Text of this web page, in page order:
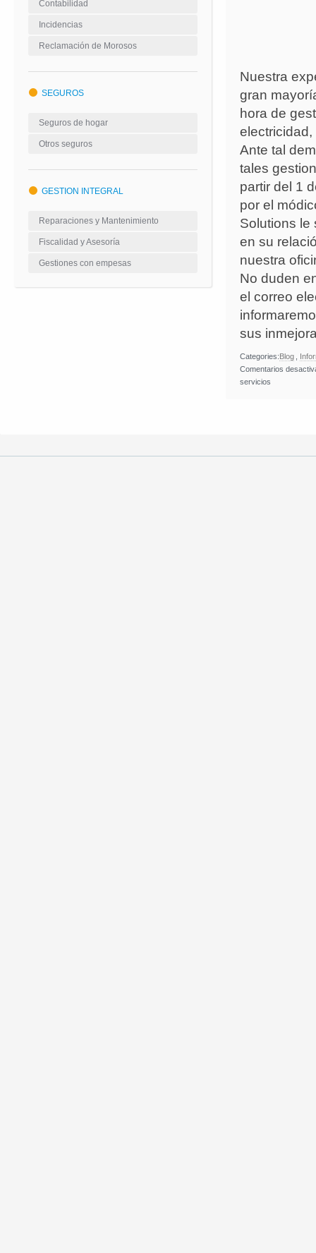
Contabilidad
Incidencias
Reclamación de Morosos
SEGUROS
Seguros de hogar
Otros seguros
GESTION INTEGRAL
Reparaciones y Mantenimiento
Fiscalidad y Asesoría
Gestiones con empesas
Nuestra
gran
hora de
Ante tal
tales
partir del 1
por el
Solutions le
en su
nuestra
No duden
el correo
sus
Categories:Blog
Comentarios
servicios